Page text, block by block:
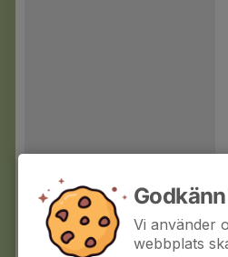
Vi använder
webbplats